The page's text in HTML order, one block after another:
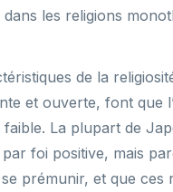
les religions
de la
et ouverte, font que
La plupart de
foi positive, mais
prémunir, et que